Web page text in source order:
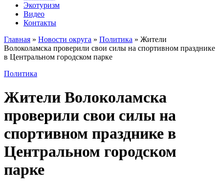
Экотуризм
Видео
Контакты
Главная » Новости округа » Политика » Жители
Волоколамска проверили свои силы на спортивном празднике
в Центральном городском парке
Политика
Жители Волоколамска
проверили свои силы на
спортивном празднике в
Центральном городском
парке